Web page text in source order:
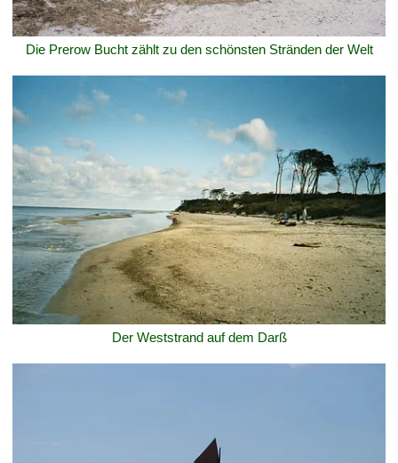
Die Prerow Bucht zählt zu den schönsten Stränden der Welt
Der Weststrand auf dem Darß